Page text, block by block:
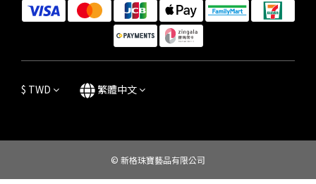
$ TWD 繁體中文
© 新格珠寶藝品有限公司